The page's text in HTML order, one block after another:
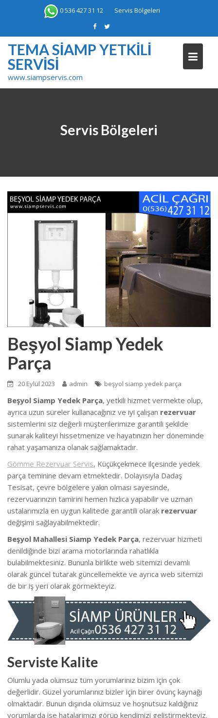
0 536 427 31 12 Servis Bölgeleri
TEMA SIAMP YETKILI
SERVISI
www.siampservis.com
Servis Bölgeleri
Beşyol Siamp Yedek
Parça
20 Eylül 2023 admin beşyol siamp yedek parça
Beşyol Siamp Yedek Parça, yetkili hizmet vermekte olup,
ayrıca uzun süreler kullanacağınız ve iyi çalışan rezervuar
sistemlerini siz değerli müşterilerimize garantili şekilde
sunarak kaliteyi hissetmenize ve hayatınızın her döneminde
rahat yaşamanıza olanak sağlamaktadır.
Gömme Rezervuar Servis, Küçükçekmece ilçesinde yedek
parça teminine devam etmektedir. Dolayısıyla Dadaş
Tesisat, çevre bölgelere yakın olması sayesinde,
rezervuarınızın tamirini hemen hızlıca yapabilir ve uzman
ustalarımızla en uygun kalitede garantili olarak rezervuar
değişimi sağlayabilmektedir.
Beşyol Mahallesi Siamp Yedek Parça, rezervuar hizmeti
denildiğinde bizi arama motorlarında rahatlıkla
bulabilmektesiniz. Bununla birlikte web sitemizi devamlı
olarak güncel tutarak güncellemekte ve ayrıca web sitemizi
de bir iş yeri olarak görmekteyiz.
Serviste Kalite
Olumlu yada olumsuz tüm yorumlarınız bizim için çok
değerlidir. Güzel yorumlarınız bizler için birer övünç kaynağı
olmaktadır. Bunun dışında olumsuz ve hoşnutsuz kaldığınız
yorumlarda ise hatalarımızı görüp kendimizi geliştirmekteyiz.